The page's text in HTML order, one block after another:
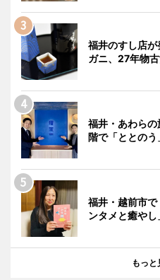
福井のすし店
ガニ、27年物
福井・あわら
階で「ととの
福井・越前市
ンタメと癒や
もっと